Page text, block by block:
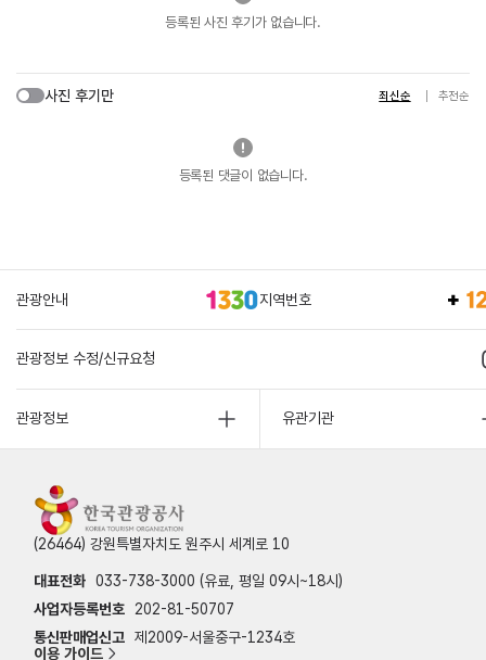
등록된 사진 후기가 없습니다.
사진 후기만 최신순 추천순
등록된 댓글이 없습니다.
관광안내 지역번호
관광정보 수정/신규요청
관광정보 유관기관
(26464) 강원특별자치도 원주시 세계로 10
대표전화 033-738-3000 (유료, 평일 09시~18시)
사업자등록번호
202-81-50707
통신판매업신고 제2009-서울중구-1234호
이용 가이드